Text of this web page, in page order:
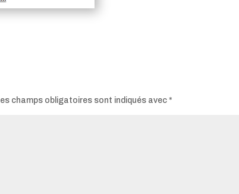
champs obligatoires sont indiqués avec*